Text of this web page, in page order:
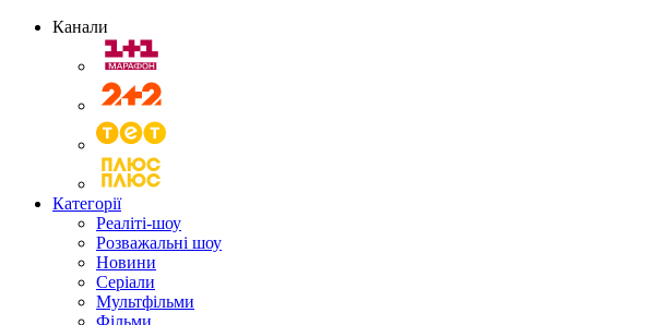
Канали
Категорії
Реаліті-шоу
Розважальні шоу
Новини
Серіали
Мультфільми
Фільми